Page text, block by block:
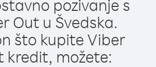
pozivanje s
Out u Švedska.
što kupite Viber
kredit, možete: